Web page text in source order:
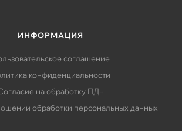
ИНФОРМАЦИЯ
соглашение
конфиденциальности
на обработку ПДн
обработки персональных данных